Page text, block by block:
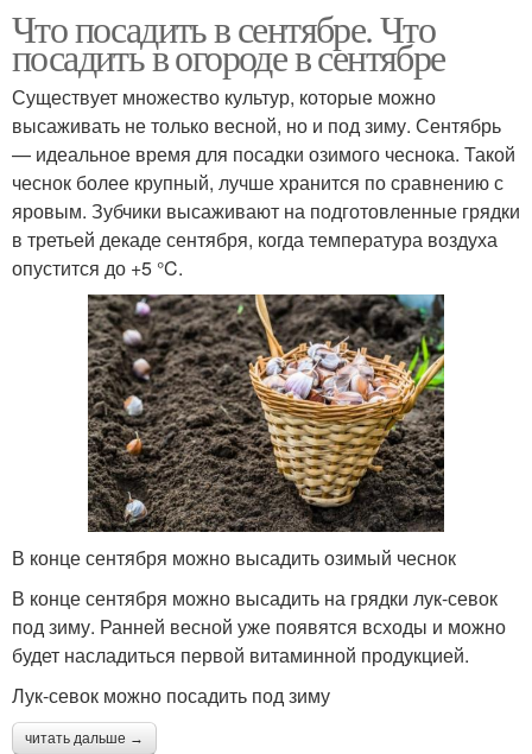
Что посадить в сентябре. Что
посадить в огороде в сентябре
Существует множество культур, которые можно
высаживать не только весной, но и под зиму. Сентябрь
— идеальное время для посадки озимого чеснока. Такой
чеснок более крупный, лучше хранится по сравнению с
яровым. Зубчики высаживают на подготовленные грядки
в третьей декаде сентября, когда температура воздуха
опустится до +5 °C.
В конце сентября можно высадить озимый чеснок
В конце сентября можно высадить на грядки лук-севок
под зиму. Ранней весной уже появятся всходы и можно
будет насладиться первой витаминной продукцией.
Лук-севок можно посадить под зиму
читать дальше →